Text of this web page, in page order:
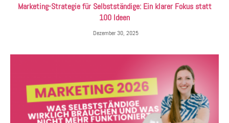
Marketing-Strategie für Selbstständige: Ein klarer Fokus statt
100 Ideen
Dezember 30, 2025